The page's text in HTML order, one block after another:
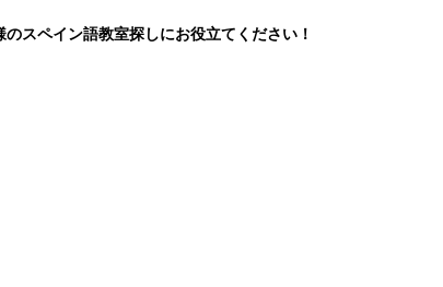
スペイン語教室探しにお役立てください！